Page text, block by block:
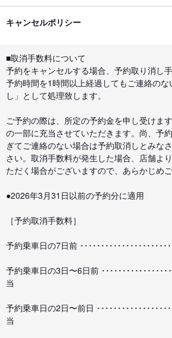
キャンセルポリシー
■取消手数料について
予約をキャンセルする場合、予約取り消し
予約時間を1時間以上経過してもご連絡の
し」として処理致します。
ご予約の際は、所定の予約金を申し受けま
の一部に充当させていただきます。尚、予
ぎてご連絡のない場合は予約取消しとみな
さい。取消手数料が発生した場合、店舗よ
ただく場合がございますので、あらかじめご
●2026年3月31日以前の予約分に適用
［予約取消手数料］
予約乗車日の7日前 ････････････････････
予約乗車日の3日〜6日前 ･･･････････････
当
予約乗車日の2日〜前日 ････････････････
当